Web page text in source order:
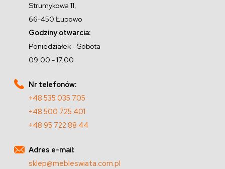
Strumykowa 11,
66-450 Łupowo
Godziny otwarcia:
Poniedziałek - Sobota
09.00 - 17.00
Nr telefonów:
+48 535 035 705
+48 500 725 401
+48 95 722 88 44
Adres e-mail:
sklep@mebleswiata.com.pl